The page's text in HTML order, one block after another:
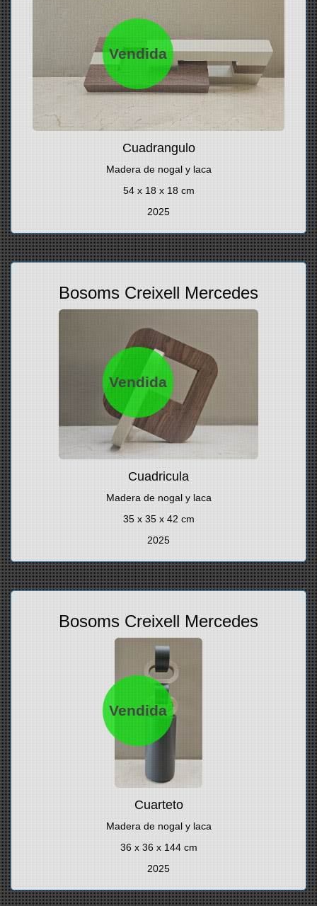
Vendida
Cuadrangulo
Madera de nogal y laca
54 x 18 x 18 cm
2025
Vendida
Bosoms Creixell Mercedes
Cuadricula
Madera de nogal y laca
35 x 35 x 42 cm
2025
Vendida
Bosoms Creixell Mercedes
Cuarteto
Madera de nogal y laca
36 x 36 x 144 cm
2025